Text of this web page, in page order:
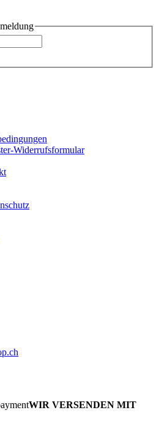
Widerrufsformular
WIR VERSENDEN MIT